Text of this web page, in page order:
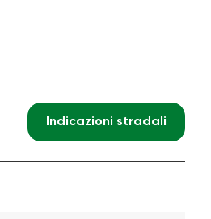
Indicazioni stradali